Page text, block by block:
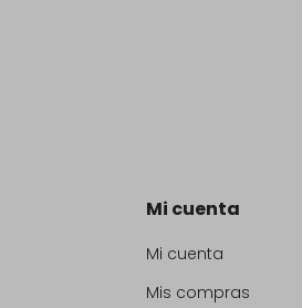
Mi cuenta
Mi cuenta
Mis compras